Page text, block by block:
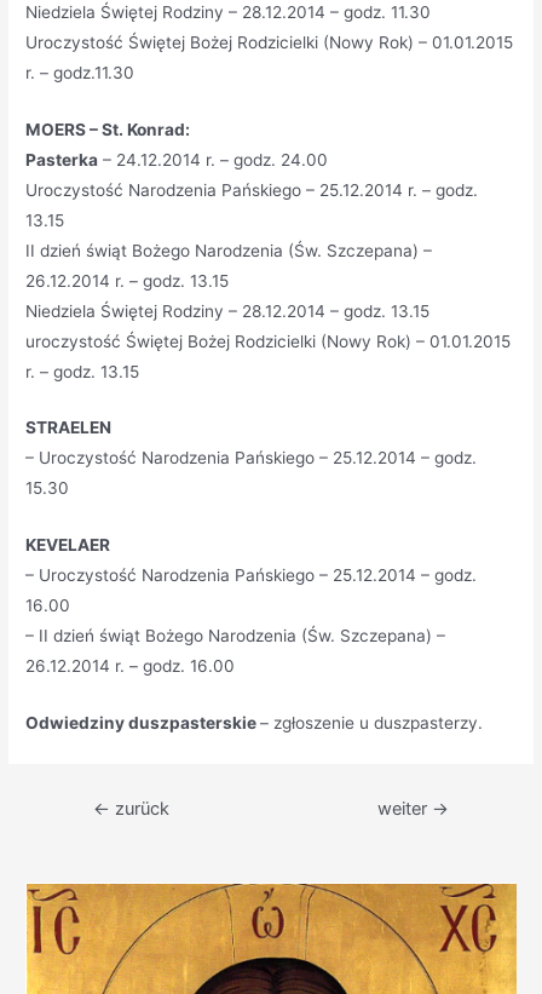
Niedziela Świętej Rodziny – 28.12.2014 – godz. 11.30
Uroczystość Świętej Bożej Rodzicielki (Nowy Rok) – 01.01.2015
r. – godz.11.30
MOERS – St. Konrad:
Pasterka – 24.12.2014 r. – godz. 24.00
Uroczystość Narodzenia Pańskiego – 25.12.2014 r. – godz.
13.15
II dzień świąt Bożego Narodzenia (Św. Szczepana) –
26.12.2014 r. – godz. 13.15
Niedziela Świętej Rodziny – 28.12.2014 – godz. 13.15
uroczystość Świętej Bożej Rodzicielki (Nowy Rok) – 01.01.2015
r. – godz. 13.15
STRAELEN
– Uroczystość Narodzenia Pańskiego – 25.12.2014 – godz.
15.30
KEVELAER
– Uroczystość Narodzenia Pańskiego – 25.12.2014 – godz.
16.00
– II dzień świąt Bożego Narodzenia (Św. Szczepana) –
26.12.2014 r. – godz. 16.00
Odwiedziny duszpasterskie– zgłoszenie u duszpasterzy.
Beitragsnavigation
← zurück weiter →